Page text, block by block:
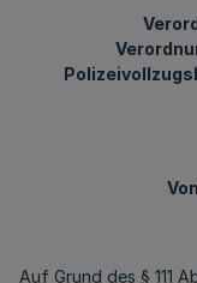
Auf Grund des § 111